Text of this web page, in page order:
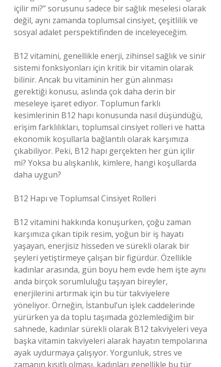
içilir mi?” sorusunu sadece bir sağlık meselesi olarak
değil, aynı zamanda toplumsal cinsiyet, çeşitlilik ve
sosyal adalet perspektifinden de inceleyeceğim.
B12 vitamini, genellikle enerji, zihinsel sağlık ve sinir
sistemi fonksiyonları için kritik bir vitamin olarak
bilinir. Ancak bu vitaminin her gün alınması
gerektiği konusu, aslında çok daha derin bir
meseleye işaret ediyor. Toplumun farklı
kesimlerinin B12 hapı konusunda nasıl düşündüğü,
erişim farklılıkları, toplumsal cinsiyet rolleri ve hatta
ekonomik koşullarla bağlantılı olarak karşımıza
çıkabiliyor. Peki, B12 hapı gerçekten her gün içilir
mi? Yoksa bu alışkanlık, kimlere, hangi koşullarda
daha uygun?
B12 Hapı ve Toplumsal Cinsiyet Rolleri
B12 vitamini hakkında konuşurken, çoğu zaman
karşımıza çıkan tipik resim, yoğun bir iş hayatı
yaşayan, enerjisiz hisseden ve sürekli olarak bir
şeyleri yetiştirmeye çalışan bir figürdür. Özellikle
kadınlar arasında, gün boyu hem evde hem işte aynı
anda birçok sorumluluğu taşıyan bireyler,
enerjilerini artırmak için bu tür takviyelere
yöneliyor. Örneğin, İstanbul’un işlek caddelerinde
yürürken ya da toplu taşımada gözlemlediğim bir
sahnede, kadınlar sürekli olarak B12 takviyeleri veya
başka vitamin takviyeleri alarak hayatın tempolarına
ayak uydurmaya çalışıyor. Yorgunluk, stres ve
zamanın kısıtlı olması, kadınları genellikle bu tür